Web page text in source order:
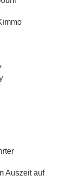
Auszeit auf